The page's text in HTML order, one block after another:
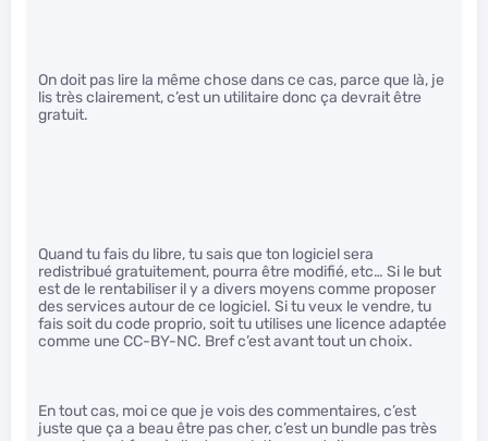
On doit pas lire la même chose dans ce cas, parce que là, je
lis très clairement, c’est un utilitaire donc ça devrait être
gratuit.
Quand tu fais du libre, tu sais que ton logiciel sera
redistribué gratuitement, pourra être modifié, etc… Si le but
est de le rentabiliser il y a divers moyens comme proposer
des services autour de ce logiciel. Si tu veux le vendre, tu
fais soit du code proprio, soit tu utilises une licence adaptée
comme une CC-BY-NC. Bref c’est avant tout un choix.
En tout cas, moi ce que je vois des commentaires, c’est
juste que ça a beau être pas cher, c’est un bundle pas très